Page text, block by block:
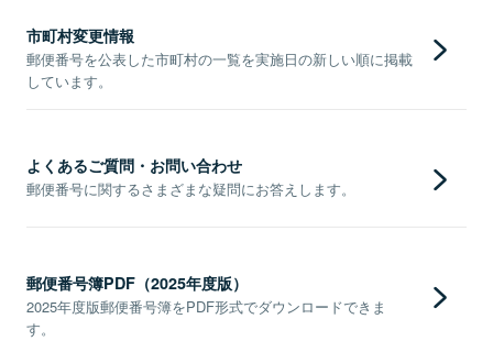
市町村変更情報
郵便番号を公表した市町村の一覧を実施日の新しい順に掲載
しています。
よくあるご質問・お問い合わせ
郵便番号に関するさまざまな疑問にお答えします。
郵便番号簿PDF（2025年度版）
2025年度版郵便番号簿をPDF形式でダウンロードできま
す。